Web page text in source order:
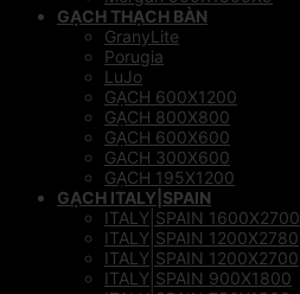
GẠCH THẠCH BÀN
GranyLite
Porugia
LuJo
GẠCH 600X1200
GẠCH 800X800
GẠCH 600X600
GACH 300X600
GẠCH 195X1200
GẠCH ITALY|SPAIN
ITALY|SPAIN 1600X2700
ITALY|SPAIN 1200X2780
ITALY|SPAIN 1200X2700
ITALY|SPAIN 900X1800